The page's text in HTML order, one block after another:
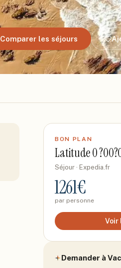
Comparer les séjours
BON PLAN
Latitude 0
Séjour · Expedia.fr
1261€
par personne
Voir
Demander à